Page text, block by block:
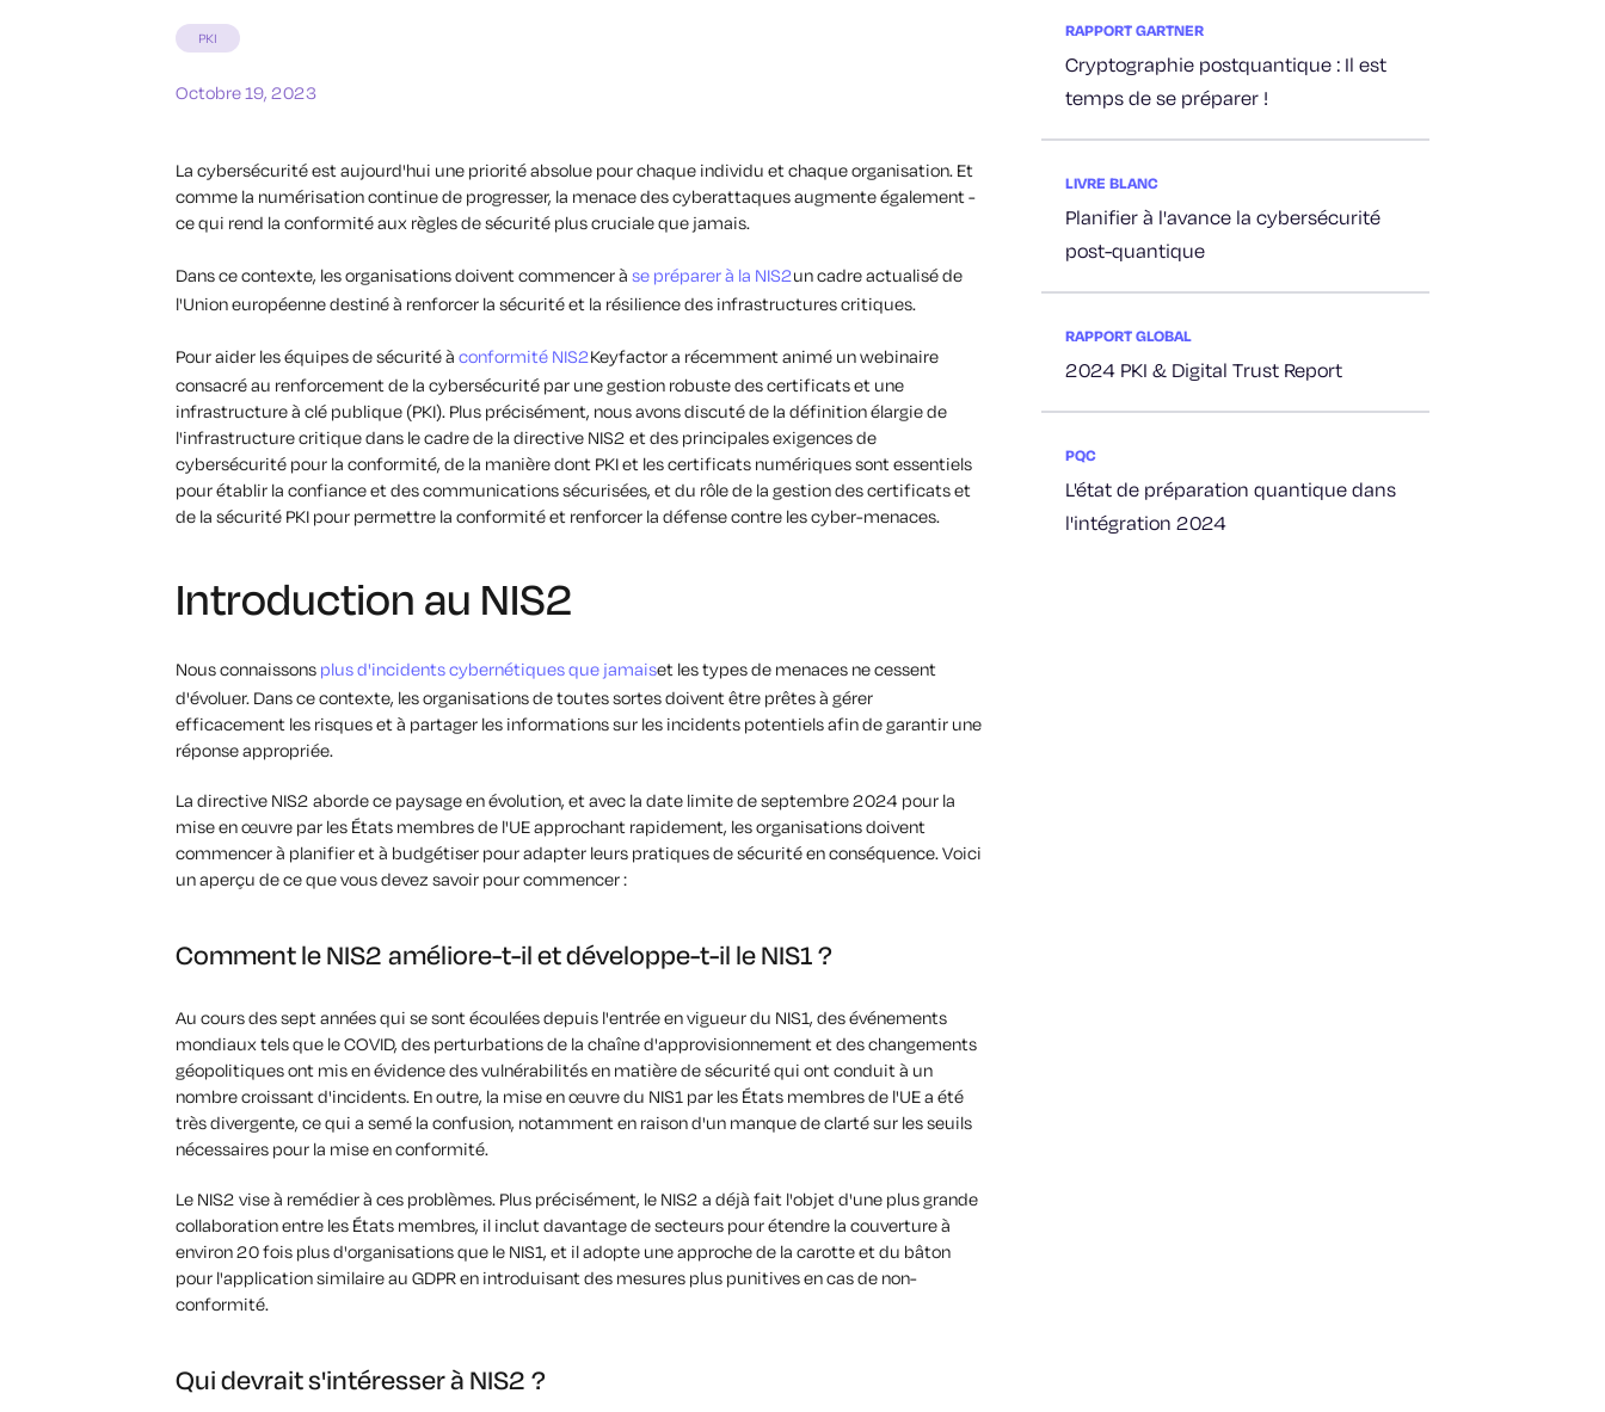
PKI
Octobre 19, 2023
La cybersécurité est aujourd'hui une priorité absolue pour chaque individu et chaque organisation. Et
comme la numérisation continue de progresser, la menace des cyberattaques augmente également -
ce qui rend la conformité aux règles de sécurité plus cruciale que jamais.
Dans ce contexte, les organisations doivent commencer à se préparer à la NIS2un cadre actualisé de
l'Union européenne destiné à renforcer la sécurité et la résilience des infrastructures critiques.
Pour aider les équipes de sécurité à conformité NIS2Keyfactor a récemment animé un webinaire
consacré au renforcement de la cybersécurité par une gestion robuste des certificats et une
infrastructure à clé publique (PKI). Plus précisément, nous avons discuté de la définition élargie de
l'infrastructure critique dans le cadre de la directive NIS2 et des principales exigences de
cybersécurité pour la conformité, de la manière dont PKI et les certificats numériques sont essentiels
pour établir la confiance et des communications sécurisées, et du rôle de la gestion des certificats et
de la sécurité PKI pour permettre la conformité et renforcer la défense contre les cyber-menaces.
Introduction au NIS2
Nous connaissons plus d'incidents cybernétiques que jamaiset les types de menaces ne cessent
d'évoluer. Dans ce contexte, les organisations de toutes sortes doivent être prêtes à gérer
efficacement les risques et à partager les informations sur les incidents potentiels afin de garantir une
réponse appropriée.
La directive NIS2 aborde ce paysage en évolution, et avec la date limite de septembre 2024 pour la
mise en œuvre par les États membres de l'UE approchant rapidement, les organisations doivent
commencer à planifier et à budgétiser pour adapter leurs pratiques de sécurité en conséquence. Voici
un aperçu de ce que vous devez savoir pour commencer :
Comment le NIS2 améliore-t-il et développe-t-il le NIS1 ?
Au cours des sept années qui se sont écoulées depuis l'entrée en vigueur du NIS1, des événements
mondiaux tels que le COVID, des perturbations de la chaîne d'approvisionnement et des changements
géopolitiques ont mis en évidence des vulnérabilités en matière de sécurité qui ont conduit à un
nombre croissant d'incidents. En outre, la mise en œuvre du NIS1 par les États membres de l'UE a été
très divergente, ce qui a semé la confusion, notamment en raison d'un manque de clarté sur les seuils
nécessaires pour la mise en conformité.
Le NIS2 vise à remédier à ces problèmes. Plus précisément, le NIS2 a déjà fait l'objet d'une plus grande
collaboration entre les États membres, il inclut davantage de secteurs pour étendre la couverture à
environ 20 fois plus d'organisations que le NIS1, et il adopte une approche de la carotte et du bâton
pour l'application similaire au GDPR en introduisant des mesures plus punitives en cas de non-
conformité.
Qui devrait s'intéresser à NIS2 ?
RAPPORT GARTNER
Cryptographie postquantique : Il est
temps de se préparer !
LIVRE BLANC
Planifier à l'avance la cybersécurité
post-quantique
RAPPORT GLOBAL
2024 PKI & Digital Trust Report
PQC
L'état de préparation quantique dans
l'intégration 2024